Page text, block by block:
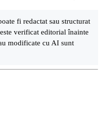
fi redactat sau structurat
verificat editorial înainte
modificate cu AI sunt